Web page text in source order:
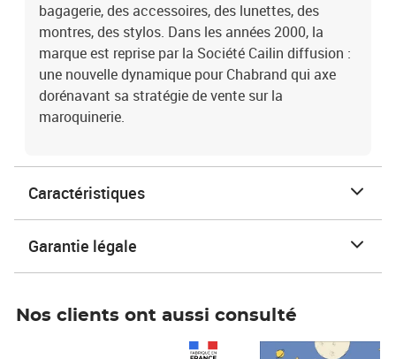
bagagerie, des accessoires, des lunettes, des
montres, des stylos. Dans les années 2000, la
marque est reprise par la Société Cailin diffusion :
une nouvelle dynamique pour Chabrand qui axe
dorénavant sa stratégie de vente sur la
maroquinerie.
Caractéristiques
Garantie légale
Nos clients ont aussi consulté
Prix 6,25€ HT